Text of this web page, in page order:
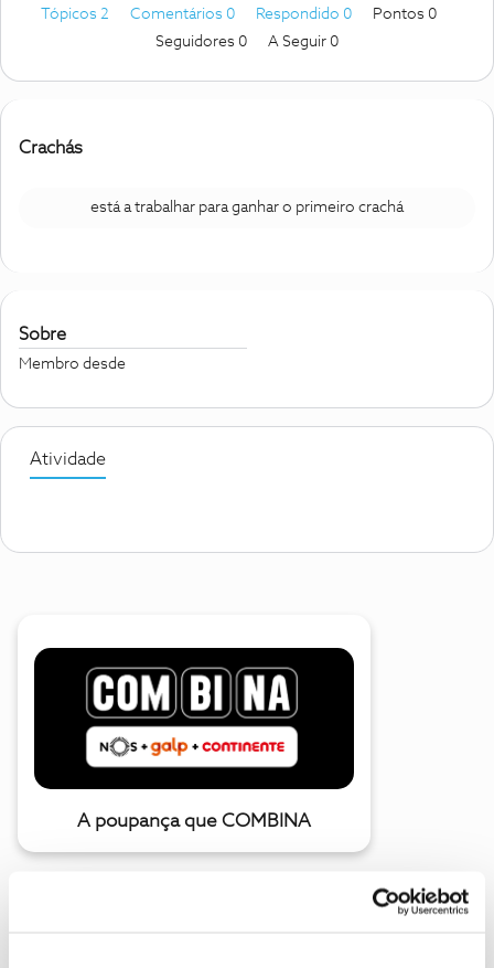
Tópicos 2 Comentários 0 Respondido 0
Pontos 0
Seguidores 0 A Seguir 0
Crachás
está a trabalhar para ganhar o primeiro crachá
Sobre
Membro desde
Atividade
A poupança que COMBINA